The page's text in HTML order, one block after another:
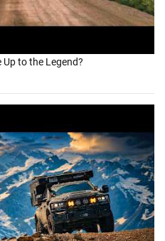
to the Legend?